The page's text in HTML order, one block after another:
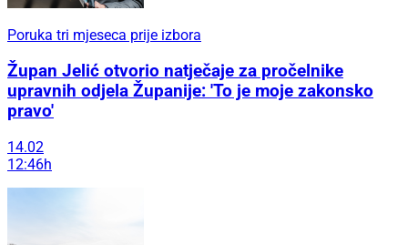
Poruka tri mjeseca prije izbora
Župan Jelić otvorio natječaje za pročelnike
upravnih odjela Županije: 'To je moje zakonsko
pravo'
14.02
12:46h